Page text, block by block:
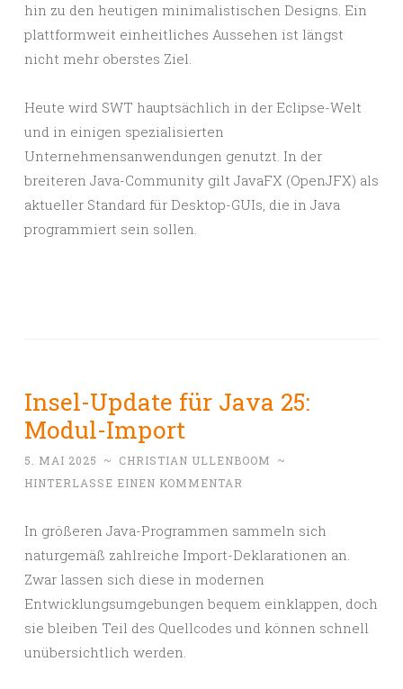
hin zu den heutigen minimalistischen Designs. Ein
plattformweit einheitliches Aussehen ist längst
nicht mehr oberstes Ziel.
Heute wird SWT hauptsächlich in der Eclipse-Welt
und in einigen spezialisierten
Unternehmensanwendungen genutzt. In der
breiteren Java-Community gilt JavaFX (OpenJFX) als
aktueller Standard für Desktop-GUIs, die in Java
programmiert sein sollen.
Insel-Update für Java 25:
Modul-Import
5. MAI 2025 ~ CHRISTIAN ULLENBOOM
~
HINTERLASSE EINEN KOMMENTAR
In größeren Java-Programmen sammeln sich
naturgemäß zahlreiche Import-Deklarationen an.
Zwar lassen sich diese in modernen
Entwicklungsumgebungen bequem einklappen, doch
sie bleiben Teil des Quellcodes und können schnell
unübersichtlich werden.